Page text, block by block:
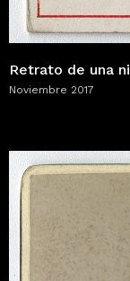
Retrato de una
Noviembre 2017